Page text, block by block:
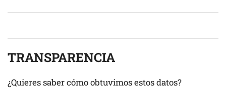
TRANSPARENCIA
¿Quieres saber cómo obtuvimos estos datos?